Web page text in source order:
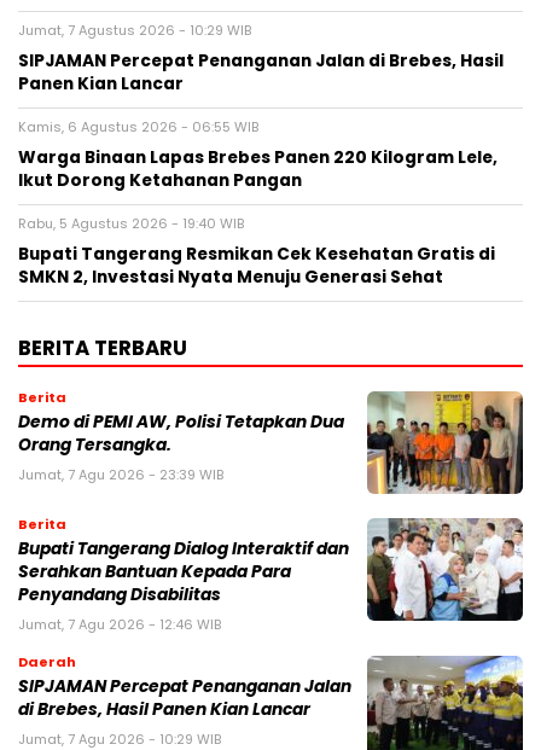
Jumat, 7 Agustus 2026 - 10:29 WIB
SIPJAMAN Percepat Penanganan Jalan di Brebes, Hasil
Panen Kian Lancar
Kamis, 6 Agustus 2026 - 06:55 WIB
Warga Binaan Lapas Brebes Panen 220 Kilogram Lele,
Ikut Dorong Ketahanan Pangan
Rabu, 5 Agustus 2026 - 19:40 WIB
‎Bupati Tangerang Resmikan Cek Kesehatan Gratis di
SMKN 2, Investasi Nyata Menuju Generasi Sehat
BERITA TERBARU
Berita
Demo di PEMI AW, Polisi Tetapkan Dua
Orang Tersangka.
Jumat, 7 Agu 2026 - 23:39 WIB
Berita
Bupati Tangerang Dialog Interaktif dan
Serahkan Bantuan Kepada Para
Penyandang Disabilitas
Jumat, 7 Agu 2026 - 12:46 WIB
Daerah
SIPJAMAN Percepat Penanganan Jalan
di Brebes, Hasil Panen Kian Lancar
Jumat, 7 Agu 2026 - 10:29 WIB